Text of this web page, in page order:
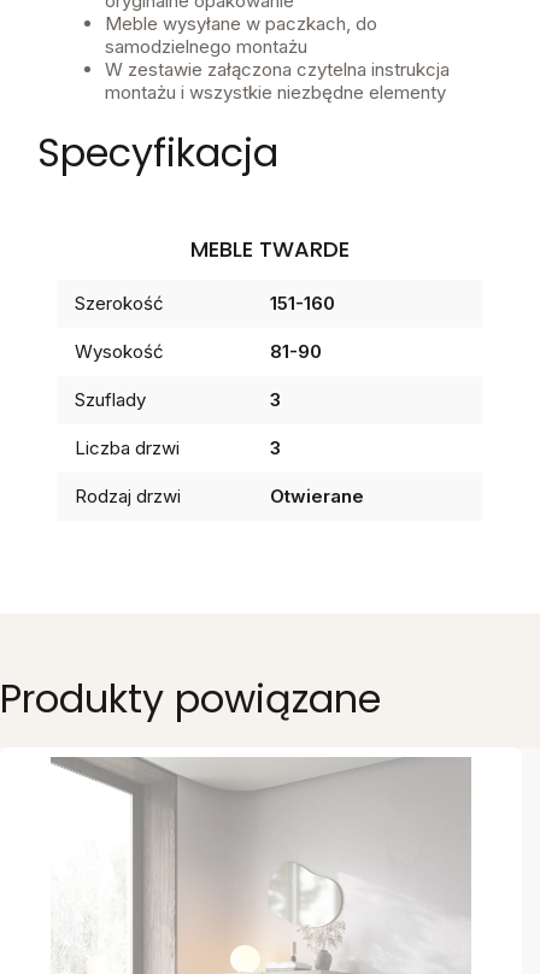
Meble wysyłane w paczkach, do
samodzielnego montażu
W zestawie załączona czytelna instrukcja
montażu i wszystkie niezbędne elementy
Specyfikacja
MEBLE TWARDE
Szerokość 151-160
Wysokość 81-90
Szuflady 3
Liczba drzwi 3
Rodzaj drzwi Otwierane
Produkty powiązane